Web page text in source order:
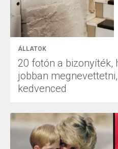
ÁLLATOK
20 fotón a bizonyíték,
jobban
kedvenced